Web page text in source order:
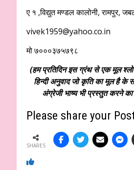
ए १ ,विद्युत मण्डल कालोनी, रामपुर,
vivek1959@yahoo.co.in
मो ७०००३७५७९८
(हम प्रतिदिन इस ग्रंथ से एक मूल
हिन्दी अनुवाद जो कृति का मूल है के
अंग्रेजी भाष्य भी प्रस्तुत करने
Please share your
SHARES